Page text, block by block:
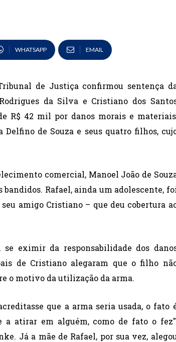
WHATSAPP EMAIL
de Justiça confirmou sentença
da Silva e Cristiano dos
R$ 42 mil por danos morais e
de Souza e seus quatro filhos,
comercial, Manoel João de
Rafael, ainda um adolescente,
amigo Cristiano – que deu cobertura
eximir da responsabilidade dos
de Cristiano alegaram que o filho
o motivo da utilização da arma.
que a arma seria usada, o fato
a atirar em alguém, como de fato o
Já a mãe de Rafael, por sua vez,